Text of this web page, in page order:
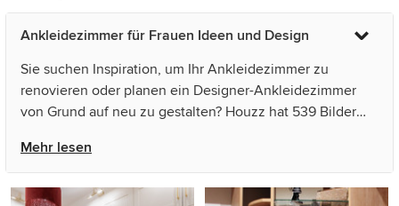
EIngebautes, Mittelgroßes
Landhaus Ankleidezimmer
Paris
EIngebautes, Mittelgroßes
Modernes Ankleidezimmer
weißen Schränken und
braunem Holzboden in Paris
Ankleidezimmer für Frauen Ideen und Design
Sie suchen Inspiration, um Ihr Ankleidezimmer zu
renovieren oder planen ein Designer-Ankleidezimmer
von Grund auf neu zu gestalten? Houzz hat 539 Bilder
dieses Landes, unter anderem von Anne Chemineau -
Decor Interieur und BOIS 9 / Bruno Martin. Sehen Sie sich
Fotos in vielen verschiedenen Farben und Stilen an –
Mehr lesen